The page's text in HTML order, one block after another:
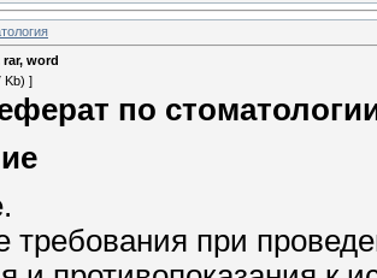
word
Kb) ]
по
требования при